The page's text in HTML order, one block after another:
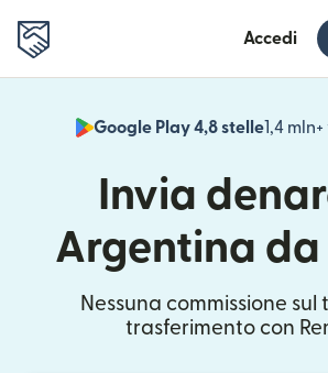
Accedi
Google Play 4,8 stelle1,4
Invia
Argentina da
Nessuna commissione sul
trasferimento con